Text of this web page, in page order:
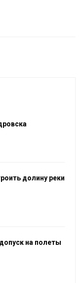
долину реки
на полеты